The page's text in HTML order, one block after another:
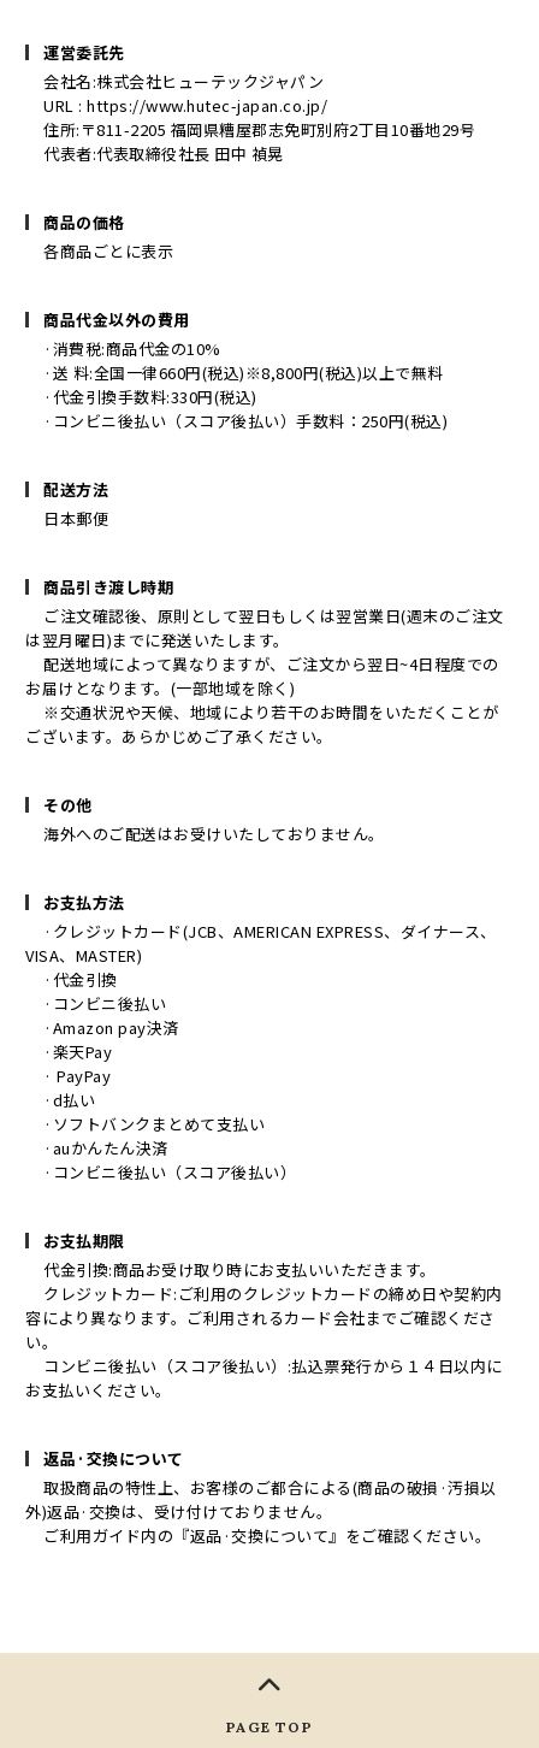
運営委託先
会社名:株式会社ヒューテックジャパン
URL : https://www.hutec-japan.co.jp/
住所:〒811-2205 福岡県糟屋郡志免町別府2丁目10番地29号
代表者:代表取締役社長 田中 禎晃
商品の価格
各商品ごとに表示
商品代金以外の費用
·消費税:商品代金の10%
·送 料:全国一律660円(税込)※8,800円(税込)以上で無料
·代金引換手数料:330円(税込)
·コンビニ後払い（スコア後払い）手数料：250円(税込)
配送方法
日本郵便
商品引き渡し時期
ご注文確認後、原則として翌日もしくは翌営業日(週末のご注文
は翌月曜日)までに発送いたします。
配送地域によって異なりますが、ご注文から翌日~4日程度での
お届けとなります。(一部地域を除く)
※交通状況や天候、地域により若干のお時間をいただくことが
ございます。あらかじめご了承ください。
その他
海外へのご配送はお受けいたしておりません。
お支払方法
·クレジットカード(JCB、AMERICAN EXPRESS、ダイナース、
VISA、MASTER)
·代金引換
·コンビニ後払い
·Amazon pay決済
·楽天Pay
· PayPay
·d払い
·ソフトバンクまとめて支払い
·auかんたん決済
·コンビニ後払い（スコア後払い）
お支払期限
代金引換:商品お受け取り時にお支払いいただきます。
クレジットカード:ご利用のクレジットカードの締め日や契約内
容により異なります。ご利用されるカード会社までご確認くださ
い。
コンビニ後払い（スコア後払い）:払込票発行から１４日以内に
お支払いください。
返品·交換について
取扱商品の特性上、お客様のご都合による(商品の破損·汚損以
外)返品·交換は、受け付けておりません。
ご利用ガイド内の『返品·交換について』をご確認ください。